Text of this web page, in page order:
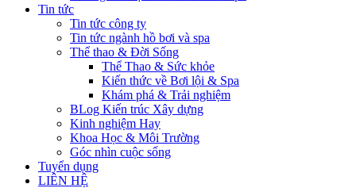
Tin tức
Tin tức công ty
Tin tức ngành hồ bơi và spa
Thể thao & Đời Sống
Thể Thao & Sức khỏe
Kiến thức về Bơi lội & Spa
Khám phá & Trải nghiệm
BLog Kiến trúc Xây dựng
Kinh nghiệm Hay
Khoa Học & Môi Trường
Góc nhìn cuộc sống
Tuyển dụng
LIÊN HỆ